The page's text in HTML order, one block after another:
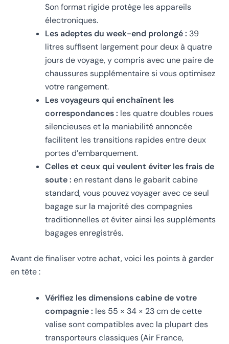
Son format rigide protège les appareils
électroniques.
Les adeptes du week-end prolongé : 39
litres suffisent largement pour deux à quatre
jours de voyage, y compris avec une paire de
chaussures supplémentaire si vous optimisez
votre rangement.
Les voyageurs qui enchaînent les
correspondances : les quatre doubles roues
silencieuses et la maniabilité annoncée
facilitent les transitions rapides entre deux
portes d’embarquement.
Celles et ceux qui veulent éviter les frais de
soute : en restant dans le gabarit cabine
standard, vous pouvez voyager avec ce seul
bagage sur la majorité des compagnies
traditionnelles et éviter ainsi les suppléments
bagages enregistrés.
Avant de finaliser votre achat, voici les points à garder
en tête :
Vérifiez les dimensions cabine de votre
compagnie : les 55 × 34 × 23 cm de cette
valise sont compatibles avec la plupart des
transporteurs classiques (Air France,